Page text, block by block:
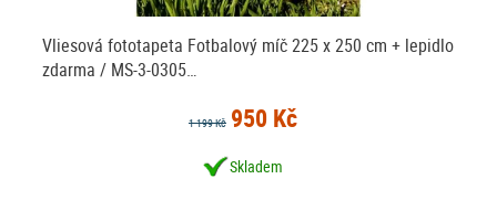
Vliesová fototapeta Fotbalový míč 225 x 250 cm + lepidlo
zdarma / MS-3-0305…
1 199 Kč 950 Kč
Skladem